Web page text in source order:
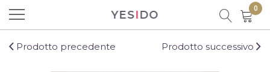
YESIDO 0
Prodotto precedente Prodotto successivo
Prodotto aggiunto al carrello con
successo!